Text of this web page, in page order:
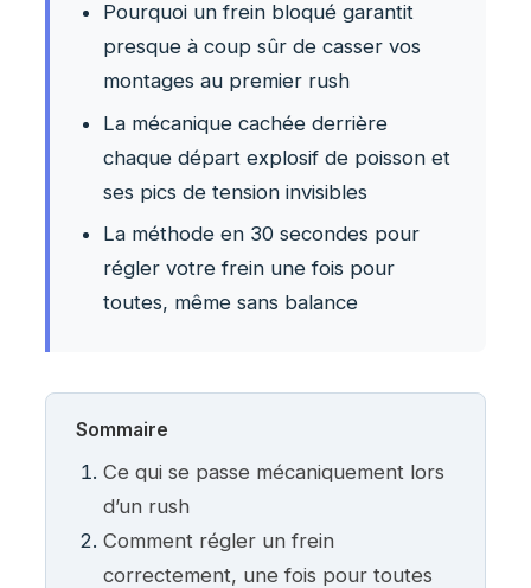
Pourquoi un frein bloqué garantit
presque à coup sûr de casser vos
montages au premier rush
La mécanique cachée derrière
chaque départ explosif de poisson et
ses pics de tension invisibles
La méthode en 30 secondes pour
régler votre frein une fois pour
toutes, même sans balance
Sommaire
Ce qui se passe mécaniquement lors
d’un rush
Comment régler un frein
correctement, une fois pour toutes